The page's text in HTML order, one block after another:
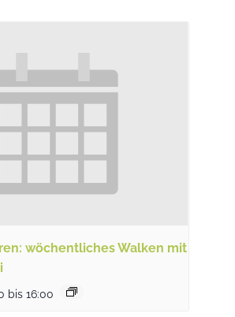
wöchentliches Walken mit
bis 16:00